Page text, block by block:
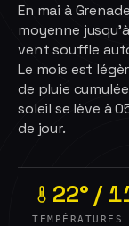
En mai à
moyenne
vent souffle
Le mois est
de pluie
soleil se lève à
de jour.
22° /
TEMPÉRATURES